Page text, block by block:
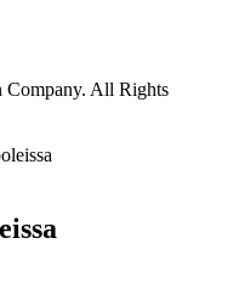
All Rights